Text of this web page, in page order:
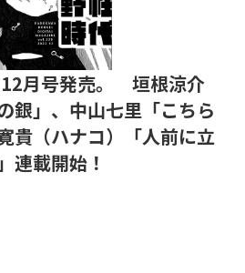
12月号発売。 垣根涼介
銀」、中山七里「こちら
貴（ハナコ）「人前に立
連載開始！